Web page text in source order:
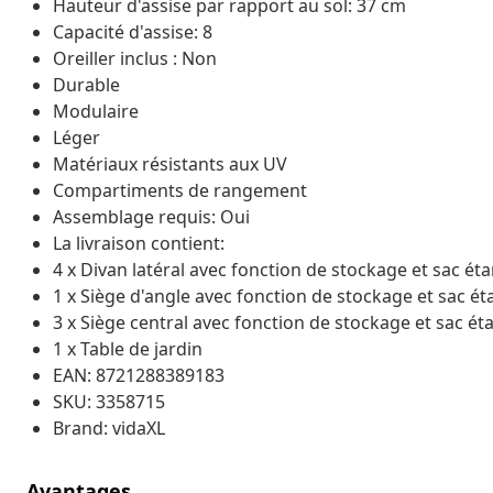
Hauteur d'assise par rapport au sol: 37 cm
Capacité d'assise: 8
Oreiller inclus : Non
Durable
Modulaire
Léger
Matériaux résistants aux UV
Compartiments de rangement
Assemblage requis: Oui
La livraison contient:
4 x Divan latéral avec fonction de stockage et sac
1 x Siège d'angle avec fonction de stockage et sac
3 x Siège central avec fonction de stockage et sac
1 x Table de jardin
EAN: 8721288389183
SKU: 3358715
Brand: vidaXL